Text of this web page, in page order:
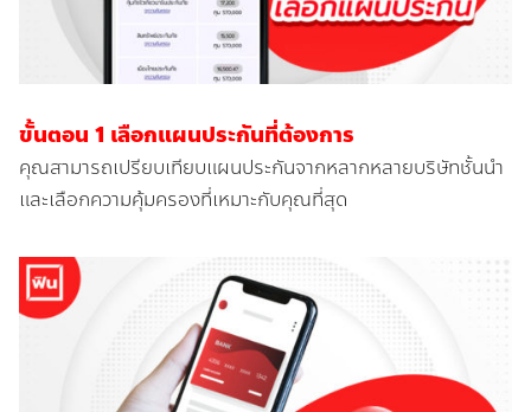
ขั้นตอน 1 เลือกแผนประกันที่ต้องการ
คุณสามารถเปรียบเทียบแผนประกันจากหลากหลายบริษัทชั้นนำ
และเลือกความคุ้มครองที่เหมาะกับคุณที่สุด